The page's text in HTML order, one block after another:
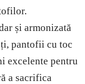
și armonizată
pantofii cu toc
excelente pentru
a sacrifica